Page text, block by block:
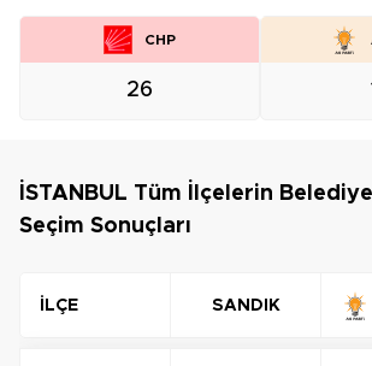
CHP
26
İSTANBUL Tüm İlçelerin Belediye
Seçim Sonuçları
İLÇE SANDIK